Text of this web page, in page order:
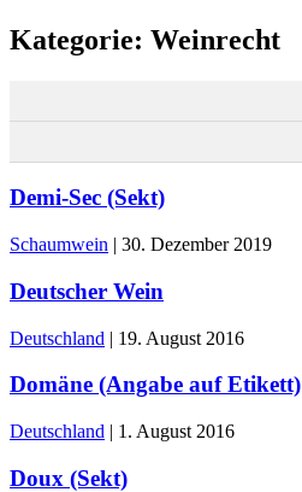
Kategorie: Weinrecht
Demi-Sec (Sekt)
Schaumwein | 30. Dezember 2019
Deutscher Wein
Deutschland | 19. August 2016
Domäne (Angabe auf Etikett)
Deutschland | 1. August 2016
Doux (Sekt)